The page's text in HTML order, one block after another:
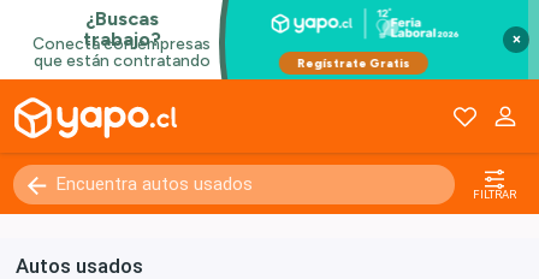
×
FILTRAR
Autos usados